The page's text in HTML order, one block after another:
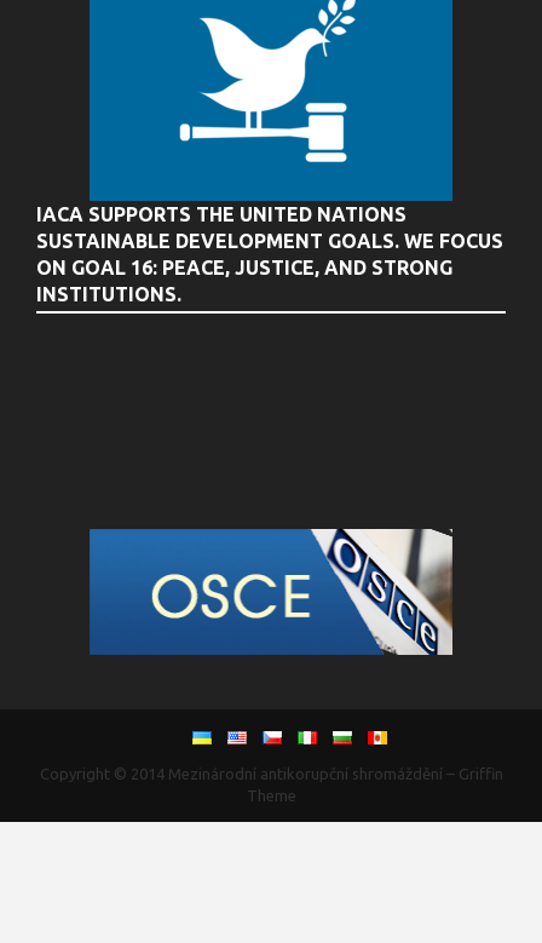
IACA SUPPORTS THE UNITED NATIONS
SUSTAINABLE DEVELOPMENT GOALS. WE FOCUS
ON GOAL 16: PEACE, JUSTICE, AND STRONG
INSTITUTIONS.
Copyright © 2014 Mezinárodní antikorupční shromáždění– Griffin
Theme